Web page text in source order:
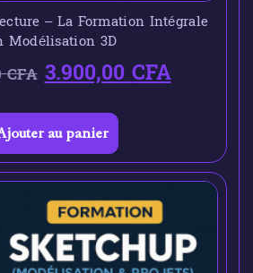
– La Formation Intégrale
Modélisation 3D
CFA 3.900,00CFA
au panier